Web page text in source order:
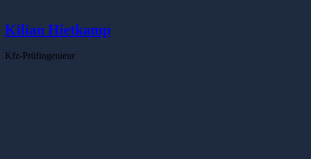
Kilian Hietkamp
Kfz-Prüfingenieur